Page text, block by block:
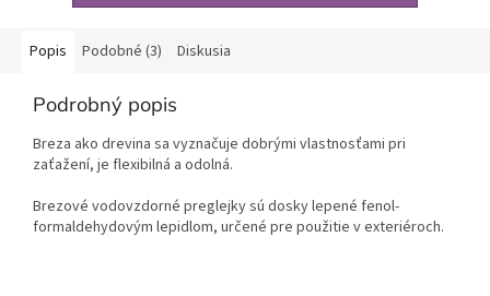
Popis Podobné (3) Diskusia
Podrobný popis
Breza ako drevina sa vyznačuje dobrými vlastnosťami pri
zaťažení, je flexibilná a odolná.
Brezové vodovzdorné preglejky sú dosky lepené fenol-
formaldehydovým lepidlom, určené pre použitie v exteriéroch.